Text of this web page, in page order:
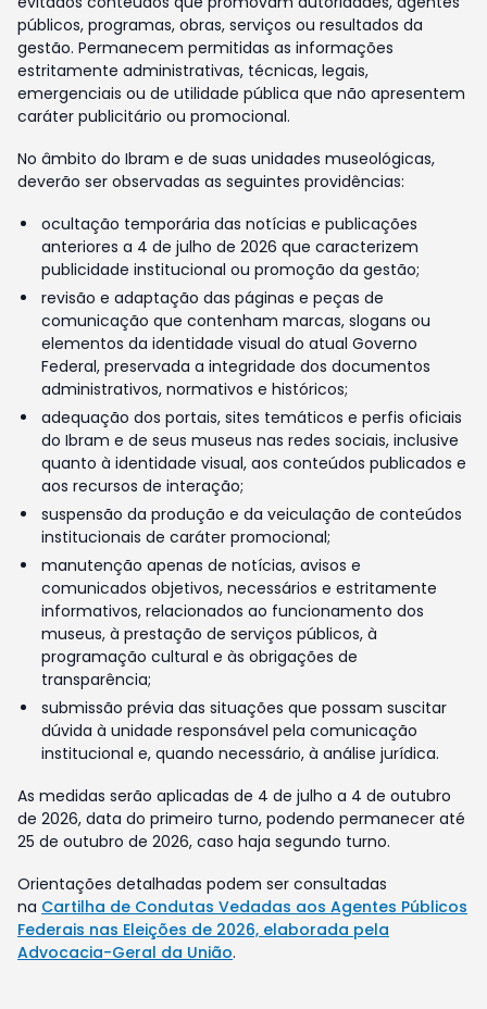
públicos, programas, obras, serviços ou resultados da
gestão. Permanecem permitidas as informações
estritamente administrativas, técnicas, legais,
emergenciais ou de utilidade pública que não apresentem
caráter publicitário ou promocional.
No âmbito do Ibram e de suas unidades museológicas,
deverão ser observadas as seguintes providências:
ocultação temporária das notícias e publicações
anteriores a 4 de julho de 2026 que caracterizem
publicidade institucional ou promoção da gestão;
revisão e adaptação das páginas e peças de
comunicação que contenham marcas, slogans ou
elementos da identidade visual do atual Governo
Federal, preservada a integridade dos documentos
administrativos, normativos e históricos;
adequação dos portais, sites temáticos e perfis oficiais
do Ibram e de seus museus nas redes sociais, inclusive
quanto à identidade visual, aos conteúdos publicados e
aos recursos de interação;
suspensão da produção e da veiculação de conteúdos
institucionais de caráter promocional;
manutenção apenas de notícias, avisos e
comunicados objetivos, necessários e estritamente
informativos, relacionados ao funcionamento dos
museus, à prestação de serviços públicos, à
programação cultural e às obrigações de
transparência;
submissão prévia das situações que possam suscitar
dúvida à unidade responsável pela comunicação
institucional e, quando necessário, à análise jurídica.
As medidas serão aplicadas de 4 de julho a 4 de outubro
de 2026, data do primeiro turno, podendo permanecer até
25 de outubro de 2026, caso haja segundo turno.
Orientações detalhadas podem ser consultadas
na Cartilha de Condutas Vedadas aos Agentes Públicos
Federais nas Eleições de 2026, elaborada pela
Advocacia-Geral da União.